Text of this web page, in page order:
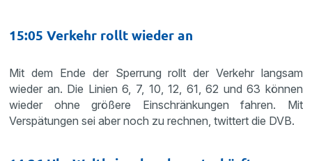
15:05 Verkehr rollt wieder an
Mit dem Ende der Sperrung rollt der Verkehr langsam
wieder an. Die Linien 6, 7, 10, 12, 61, 62 und 63 können
wieder ohne größere Einschränkungen fahren. Mit
Verspätungen sei aber noch zu rechnen, twittert die DVB.